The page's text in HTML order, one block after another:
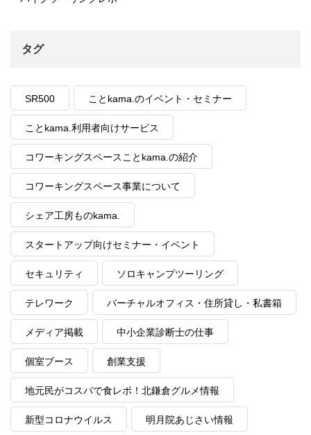
タグ
SR500 ことkama.のイベント・セミナー
ことkama.利用者向けサービス
コワーキングスペースことkama.の紹介
コワーキングスペース事業について
シェア工房ものkama.
スタートアップ向けセミナー・イベント
セキュリティ ソロキャンプツーリング
テレワーク バーチャルオフィス・住所貸し・私書箱
メディア掲載 中小企業診断士の仕事
個室ブース 創業支援
地元民がコスパで食レポ！北鎌倉グルメ情報
新型コロナウイルス 明月院あじさい情報